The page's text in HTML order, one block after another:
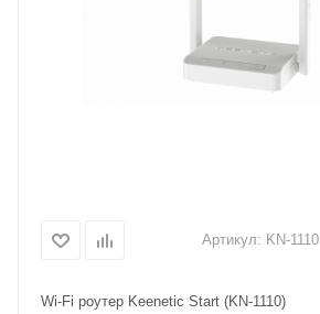
Артикул: KN-1110
Wi-Fi роутер Keenetic Start (KN-1110)